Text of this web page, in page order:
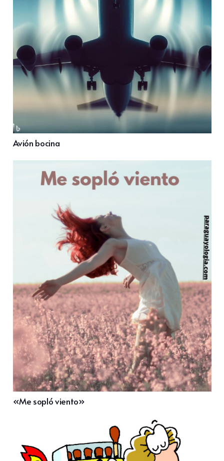
Avión bocina
«Me sopló viento»